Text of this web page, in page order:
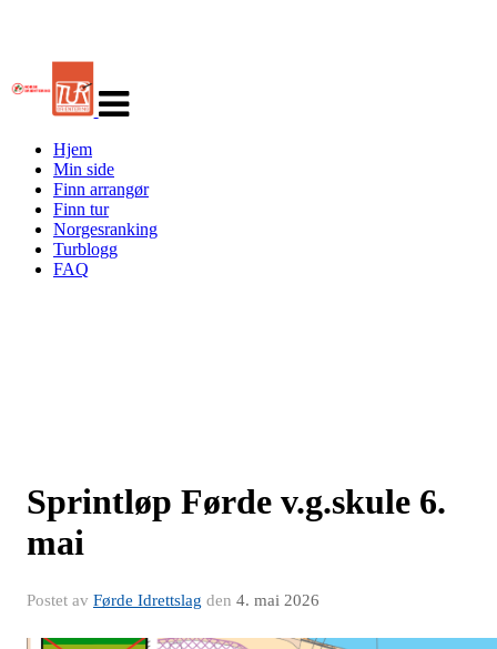
navigasjon
Hjem
Min side
Finn arrangør
Finn tur
Norgesranking
Turblogg
FAQ
Sprintløp Førde v.g.skule 6.
mai
Postet av Førde Idrettslag den 4. mai 2026